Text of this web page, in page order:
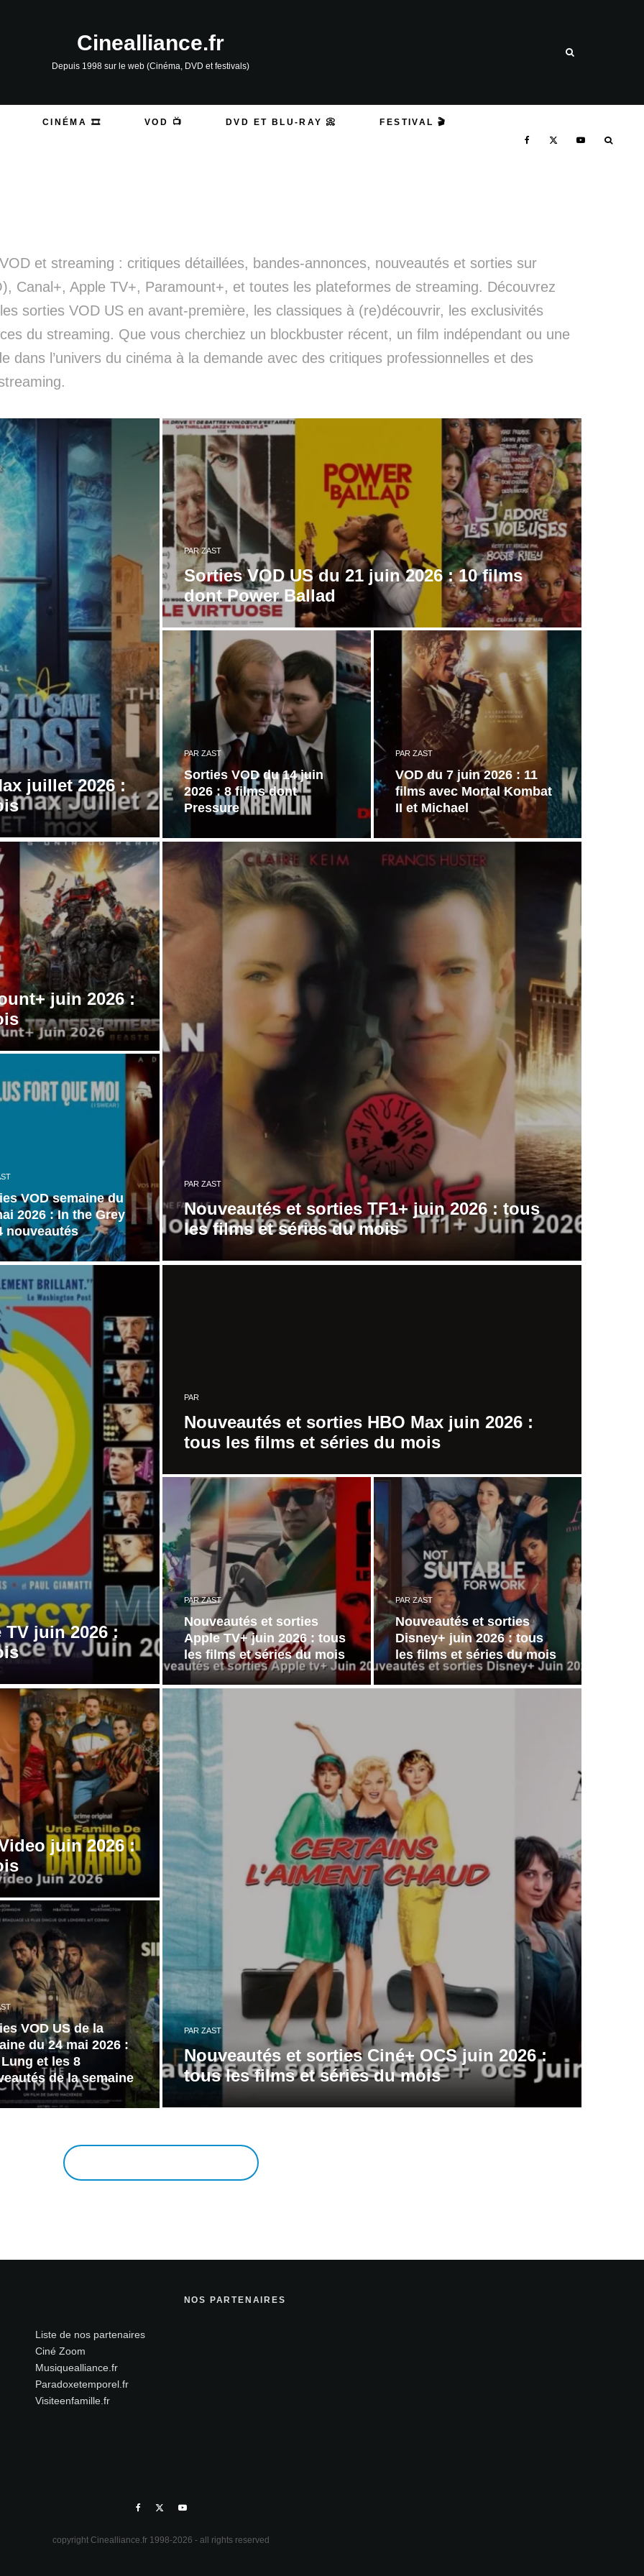
Cinealliance.fr
Depuis 1998 sur le web (Cinéma, DVD et festivals)
CINÉMA 🎞️ VOD 📺 DVD ET BLU-RAY 📀 FESTIVAL 🎬
et streaming : critiques détaillées, bandes-annonces, nouveautés et sorties sur
Canal+, Apple TV+, Paramount+, et toutes les plateformes de streaming. Découvrez
sorties VOD US en avant-première, les classiques à (re)découvrir, les exclusivités
du streaming. Que vous cherchiez un blockbuster récent, un film indépendant ou une
dans l’univers du cinéma à la demande avec des critiques professionnelles et des
juillet 2026 :
PARZAST
Sorties VOD US du 21 juin 2026 : 10 films
dont Power Ballad
PAR ZAST
Sorties VOD du 14 juin
2026 : 8 films dont
Pressure
PAR ZAST
VOD du 7 juin 2026 : 11
films avec Mortal Kombat
II et Michael
PAR ZAST
Nouveautés et sorties TF1+ juin 2026 : tous
les films et séries du mois
juin 2026 :
VOD semaine du
2026 : In the Grey
nouveautés
juin 2026 :
PAR
Nouveautés et sorties HBO Max juin 2026 :
tous les films et séries du mois
PARZAST
Nouveautés et sorties
Apple TV+ juin 2026 : tous
les films et séries du mois
PARZAST
Nouveautés et sorties
Disney+ juin 2026 : tous
les films et séries du mois
PAR ZAST
Nouveautés et sorties Ciné+ OCS juin 2026 :
tous les films et séries du mois
juin 2026 :
VOD US de la
du 24 mai 2026 :
et les 8
de la semaine
NOS PARTENAIRES
Liste de nos partenaires
Ciné Zoom
Musiquealliance.fr
Paradoxetemporel.fr
Visiteenfamille.fr
copyright Cinealliance.fr 1998-2026 - all rights reserved